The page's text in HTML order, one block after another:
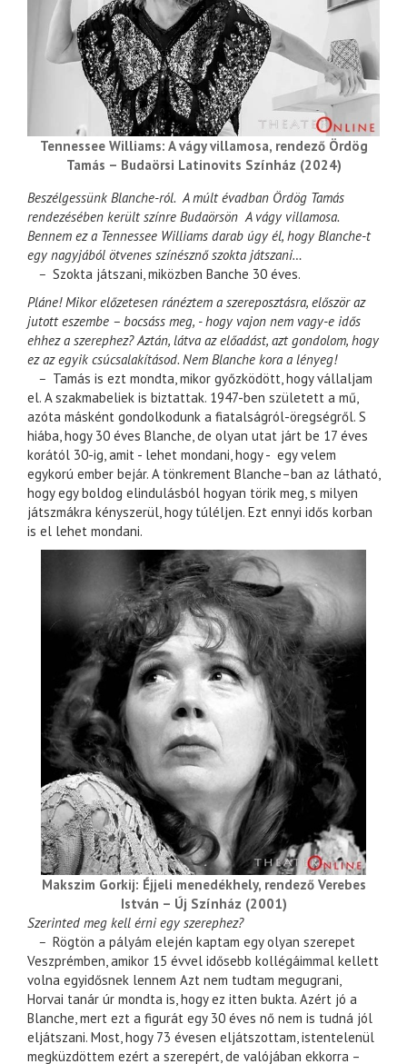
Tennessee Williams: A vágy villamosa, rendező Ördög
Tamás – Budaörsi Latinovits Színház (2024)
Beszélgessünk Blanche-ról. A múlt évadban Ördög Tamás
rendezésében került színre Budaörsön A vágy villamosa.
Bennem ez a Tennessee Williams darab úgy él, hogy Blanche-t
egy nagyjából ötvenes színésznő szokta játszani…
– Szokta játszani, miközben Banche 30 éves.
Pláne! Mikor előzetesen ránéztem a szereposztásra, először az
jutott eszembe – bocsáss meg, - hogy vajon nem vagy-e idős
ehhez a szerephez? Aztán, látva az előadást, azt gondolom, hogy
ez az egyik csúcsalakításod. Nem Blanche kora a lényeg!
– Tamás is ezt mondta, mikor győzködött, hogy vállaljam
el. A szakmabeliek is biztattak. 1947-ben született a mű,
azóta másként gondolkodunk a fiatalságról-öregségről. S
hiába, hogy 30 éves Blanche, de olyan utat járt be 17 éves
korától 30-ig, amit - lehet mondani, hogy - egy velem
egykorú ember bejár. A tönkrement Blanche–ban az látható,
hogy egy boldog elindulásból hogyan törik meg, s milyen
játszmákra kényszerül, hogy túléljen. Ezt ennyi idős korban
is el lehet mondani.
Makszim Gorkij: Éjjeli menedékhely, rendező Verebes
István – Új Színház (2001)
Szerinted meg kell érni egy szerephez?
– Rögtön a pályám elején kaptam egy olyan szerepet
Veszprémben, amikor 15 évvel idősebb kollégáimmal kellett
volna egyidősnek lennem Azt nem tudtam megugrani,
Horvai tanár úr mondta is, hogy ez itten bukta. Azért jó a
Blanche, mert ezt a figurát egy 30 éves nő nem is tudná jól
eljátszani. Most, hogy 73 évesen eljátszottam, istentelenül
megküzdöttem ezért a szerepért, de valójában ekkorra –